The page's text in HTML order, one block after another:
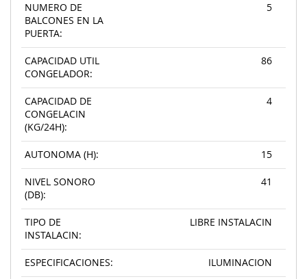
NUMERO DE
BALCONES EN LA
PUERTA:
5
CAPACIDAD UTIL
CONGELADOR:
86
CAPACIDAD DE
CONGELACIN
(KG/24H):
4
AUTONOMA (H): 15
NIVEL SONORO
(DB):
41
TIPO DE
INSTALACIN:
LIBRE INSTALACIN
ESPECIFICACIONES: ILUMINACION